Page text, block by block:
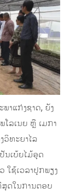
າແກ່ງຊາດ, ຍັງ
ໂລເນຍ ຫຼື ເມກາ
ວິທະຍາໄລ
ນເບ້ຍໄມ້ອຸດ
ໃຊ້ເວລາປູກພຽງ
ສຸດໃນການຕອບ